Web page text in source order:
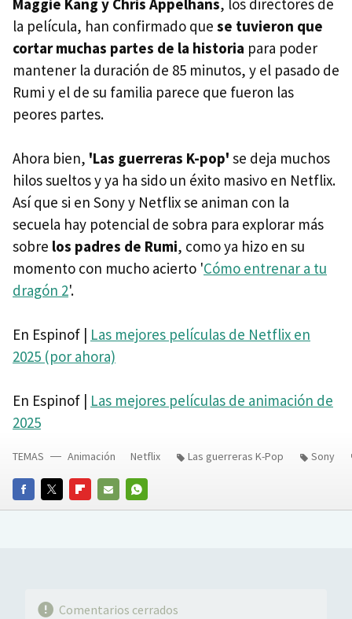
Maggie Kang y Chris Appelhans, los directores de
la película, han confirmado que se tuvieron que
cortar muchas partes de la historia para poder
mantener la duración de 85 minutos, y el pasado de
Rumi y el de su familia parece que fueron las
peores partes.
Ahora bien, 'Las guerreras K-pop' se deja muchos
hilos sueltos y ya ha sido un éxito masivo en Netflix.
Así que si en Sony y Netflix se animan con la
secuela hay potencial de sobra para explorar más
sobre los padres de Rumi, como ya hizo en su
momento con mucho acierto 'Cómo entrenar a tu
dragón 2'.
En Espinof | Las mejores películas de Netflix en
2025 (por ahora)
En Espinof | Las mejores películas de animación de
2025
FACEBOOKTWITTERFLIPBOARD
E-
WHATSAPP
TEMAS Animación Netflix Las guerreras K-Pop Sony
Comentarios cerrados